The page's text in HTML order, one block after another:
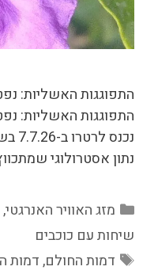
התפוגגות האשליות:
התפוגגות האשליות:
נתון אסטרולוגי
קטגוריות
מזג האוויר האנרגטי,
שיחות עם כוכבים
תגיות
דמות החולם,דמות